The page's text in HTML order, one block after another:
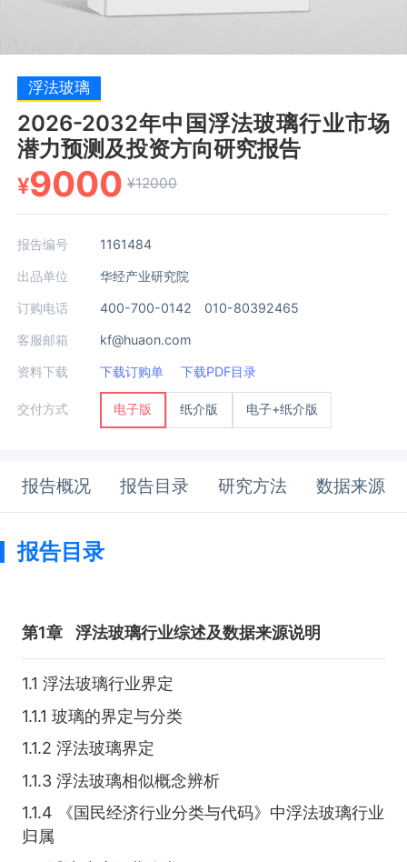
浮法玻璃
2026-2032年中国浮法玻璃行业市场
潜力预测及投资方向研究报告
¥9000 ¥12000
报告编号 1161484
出品单位 华经产业研究院
订购电话 400-700-0142 010-80392465
客服邮箱 kf@huaon.com
资料下载 下载订购单 下载PDF目录
交付方式 电子版 纸介版 电子+纸介版
报告概况 报告目录 研究方法 数据来源
报告目录
第1章 浮法玻璃行业综述及数据来源说明
1.1 浮法玻璃行业界定
1.1.1 玻璃的界定与分类
1.1.2 浮法玻璃界定
1.1.3 浮法玻璃相似概念辨析
1.1.4 《国民经济行业分类与代码》中浮法玻璃行业
归属